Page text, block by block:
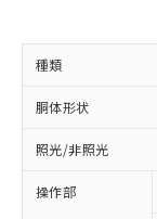
種類
胴体形状
照光/非照光
操作部